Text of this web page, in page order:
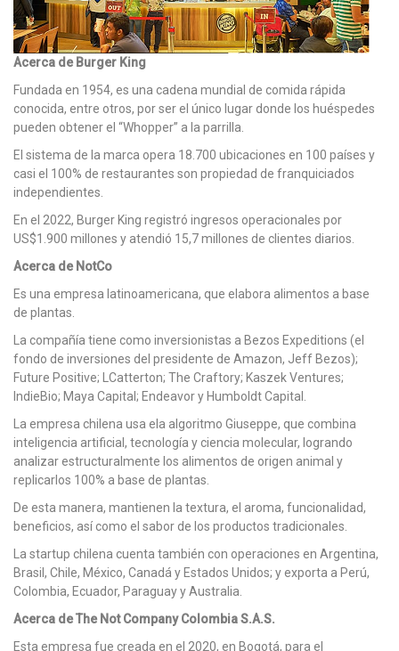
Acerca de Burger King
Fundada en 1954, es una cadena mundial de comida rápida
conocida, entre otros, por ser el único lugar donde los huéspedes
pueden obtener el “Whopper” a la parrilla.
El sistema de la marca opera 18.700 ubicaciones en 100 países y
casi el 100% de restaurantes son propiedad de franquiciados
independientes.
En el 2022, Burger King registró ingresos operacionales por
US$1.900 millones y atendió 15,7 millones de clientes diarios.
Acerca de NotCo
Es una empresa latinoamericana, que elabora alimentos a base
de plantas.
La compañía tiene como inversionistas a Bezos Expeditions (el
fondo de inversiones del presidente de Amazon, Jeff Bezos);
Future Positive; LCatterton; The Craftory; Kaszek Ventures;
IndieBio; Maya Capital; Endeavor y Humboldt Capital.
La empresa chilena usa ela algoritmo Giuseppe, que combina
inteligencia artificial, tecnología y ciencia molecular, logrando
analizar estructuralmente los alimentos de origen animal y
replicarlos 100% a base de plantas.
De esta manera, mantienen la textura, el aroma, funcionalidad,
beneficios, así como el sabor de los productos tradicionales.
La startup chilena cuenta también con operaciones en Argentina,
Brasil, Chile, México, Canadá y Estados Unidos; y exporta a Perú,
Colombia, Ecuador, Paraguay y Australia.
Acerca de The Not Company Colombia S.A.S.
Esta empresa fue creada en el 2020, en Bogotá, para el